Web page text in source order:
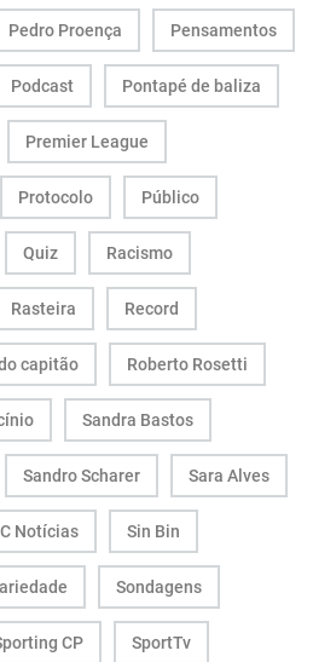
Pedro Proença Pensamentos
Podcast Pontapé de baliza
Premier League
Protocolo Público
Quiz Racismo
Rasteira Record
capitão Roberto Rosetti
Sandra Bastos
Sandro Scharer Sara Alves
Notícias Sin Bin
Sondagens
CP SportTv